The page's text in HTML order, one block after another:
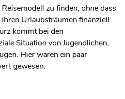
zu finden, ohne dass
Urlaubsträumen finanziell
kommt bei den
Situation von Jugendlichen,
Hier wären ein paar
gewesen.